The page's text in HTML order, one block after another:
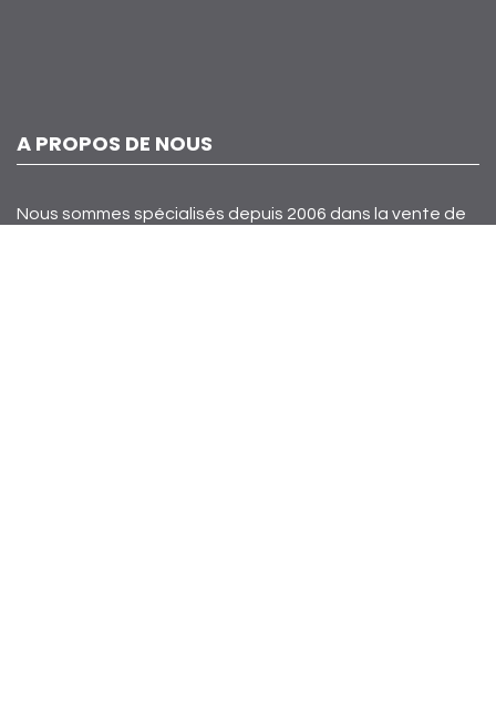
A PROPOS DE NOUS
Nous sommes spécialisés depuis 2006 dans la vente de